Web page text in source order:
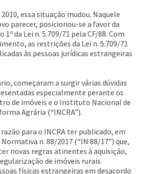
essa situação mudou. Naquele
parecer, posicionou-se a favor da
da Lei n. 5.709/71 pela CF/88. Com
as restrições da Lei n. 5.709/71
às pessoas jurídicas estrangeiras
começaram a surgir várias dúvidas
especialmente perante os
de imóveis e o Instituto Nacional de
Agrária (“INCRA”).
razão para o INCRA ter publicado, em
n. 88/2017 (“IN 88/17”) que,
novas regras atinentes à aquisição,
de imóveis rurais
físicas estrangeiras em desacordo